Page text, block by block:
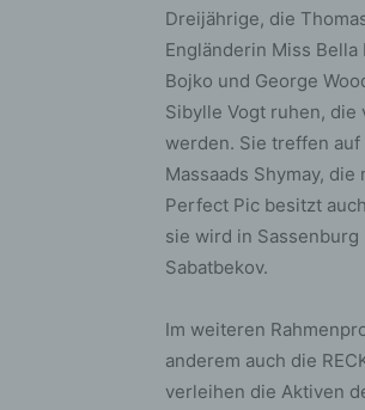
Dreijährige, die
Engländerin Miss
Bojko und George
Sibylle Vogt ruhen, die
werden. Sie treffen
Massaads Shymay,
Perfect Pic besitzt
sie wird in
Sabatbekov.
Im weiteren
anderem auch die
verleihen die Aktiven